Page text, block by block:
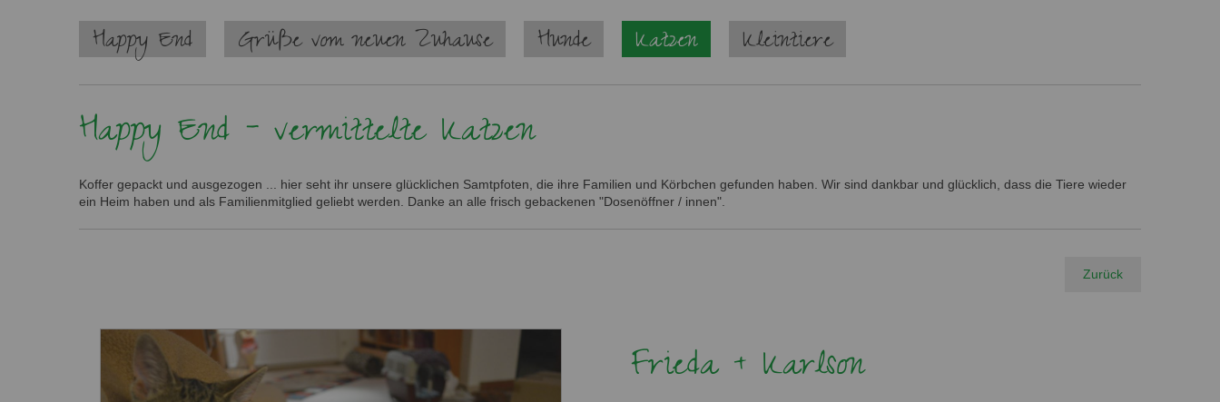
Navigation
überspringen
Happy End Grüße vom neuen Zuhause Hunde Katzen Kleintiere
Happy End - vermittelte Katzen
Koffer gepackt und ausgezogen ... hier seht ihr unsere glücklichen Samtpfoten, die ihre Familien und Körbchen gefunden haben. Wir sind dankbar und glücklich, dass die Tiere wieder
ein Heim haben und als Familienmitglied geliebt werden. Danke an alle frisch gebackenen "Dosenöffner / innen".
Zurück
Frieda + Karlson